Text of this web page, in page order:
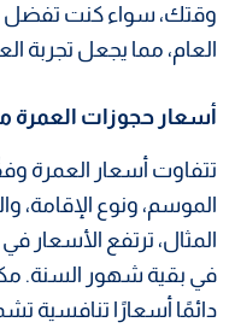
وقتك، سواء كنت تفضل
العام، مما يجعل تجربة
أسعار حجوزات العمرة
تتفاوت أسعار العمرة
الموسم، ونوع الإقامة،
المثال، ترتفع الأسعار
في بقية شهور السنة.
دائمًا أسعارًا تنافسية